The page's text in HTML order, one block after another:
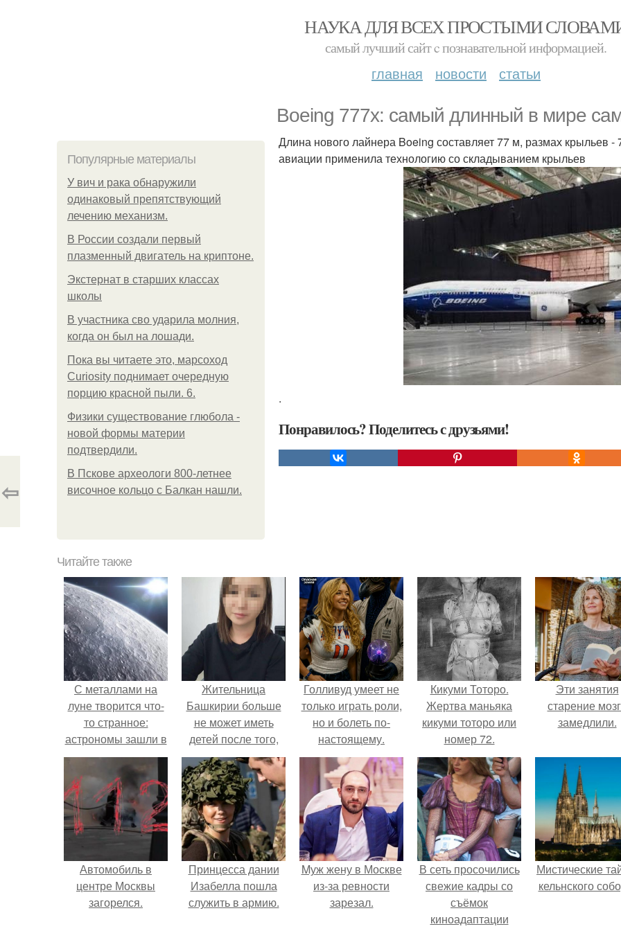
НАУКА ДЛЯ ВСЕХ ПРОСТЫМИ
самый лучший сайт c познавательной информацией.
главная новости статьи
Boeing 777x: самый длинный в мире
Популярные материалы
У вич и рака обнаружили
одинаковый препятствующий
лечению механизм.
В России создали первый
плазменный двигатель на криптоне.
Экстернат в старших классах
школы
В участника сво ударила молния,
когда он был на лошади.
Пока вы читаете это, марсоход
Curiosity поднимает очередную
порцию красной пыли. 6.
Физики существование глюбола -
новой формы материи
подтвердили.
В Пскове археологи 800-летнее
височное кольцо с Балкан нашли.
Длина нового лайнера Boeing составляет 77 м, размах крыльев
авиации применила технологию со складыванием крыльев
.
Понравилось? Поделитесь с друзьями!
⇦
Читайте также
С металлами на
луне творится что-
то странное:
астрономы зашли в
тупик.
Жительница
Башкирии больше
не может иметь
детей после того,
как медики сделали
ей аборт на шестом
месяце
беременности и
оставили в матке
плаценту.
Голливуд умеет не
только играть роли,
но и болеть по-
настоящему.
Кикуми Тоторо.
Жертва маньяка
кикуми тоторо или
номер 72.
Эти занятия
старение
замедлили.
Автомобиль в
центре Москвы
загорелся.
Принцесса дании
Изабелла пошла
служить в армию.
Mуж жену в Москве
из-за ревности
зарезал.
В сеть просочились
свежие кадры со
съёмок
киноадаптации
Мистические
кельнского